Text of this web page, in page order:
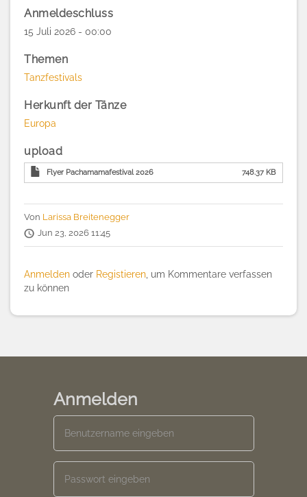
Anmeldeschluss
15 Juli 2026 - 00:00
Themen
Tanzfestivals
Herkunft der Tänze
Europa
upload
Flyer Pachamamafestival 2026 748.37 KB
Von Larissa Breitenegger
Jun 23, 2026 11:45
Anmelden oder Registieren , um Kommentare verfassen
zu können
Anmelden